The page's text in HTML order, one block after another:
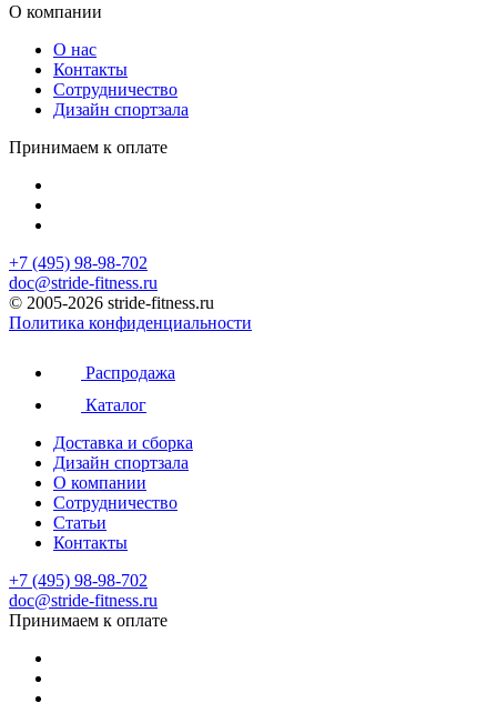
О компании
О нас
Контакты
Сотрудничество
Дизайн спортзала
Принимаем к оплате
+7 (495) 98-98-702
doc@stride-fitness.ru
© 2005-2026 stride-fitness.ru
Политика конфиденциальности
Распродажа
Каталог
Доставка и сборка
Дизайн спортзала
О компании
Сотрудничество
Статьи
Контакты
+7 (495) 98-98-702
doc@stride-fitness.ru
Принимаем к оплате